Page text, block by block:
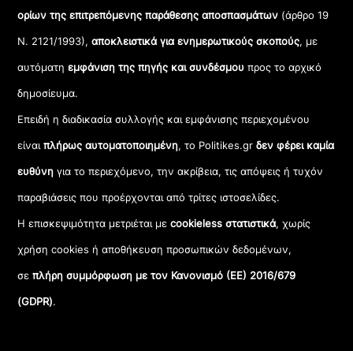
ορίων της επιτρεπόμενης παράθεσης αποσπασμάτων (άρθρο 19
Ν. 2121/1993), αποκλειστικά για ενημερωτικούς σκοπούς, με
αυτόματηεμφάνιση της πηγής και συνδέσμου προς το αρχικό
δημοσίευμα.
Επειδή η διαδικασία συλλογής και εμφάνισης περιεχομένου
είναιπλήρως αυτοματοποιημένη, το Politikes.grδεν φέρει καμία
ευθύνη για το περιεχόμενο, την ακρίβεια, τις απόψεις ή τυχόν
παραβιάσεις που προέρχονται από τρίτες ιστοσελίδες.
Η επισκεψιμότητα μετριέται μεcookieless στατιστικά, χωρίς
χρήση cookies ή αποθήκευση προσωπικών δεδομένων,
σεπλήρη συμμόρφωση με τον Κανονισμό (ΕΕ) 2016/679
(GDPR).